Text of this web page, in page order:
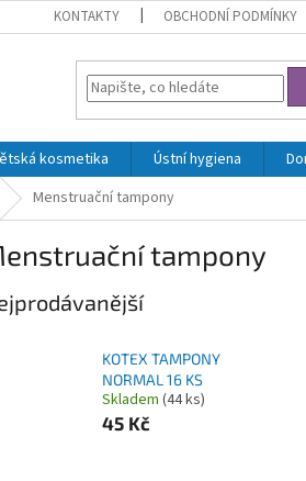
KONTAKTY OBCHODNÍ PODMÍNKY
kosmetika Ústní hygiena
Menstruační tampony
tampony
KOTEX TAMPONY
NORMAL 16 KS
Skladem (44 ks)
45 Kč